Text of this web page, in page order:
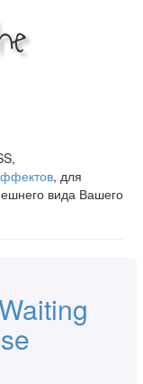
, для
вида Вашего